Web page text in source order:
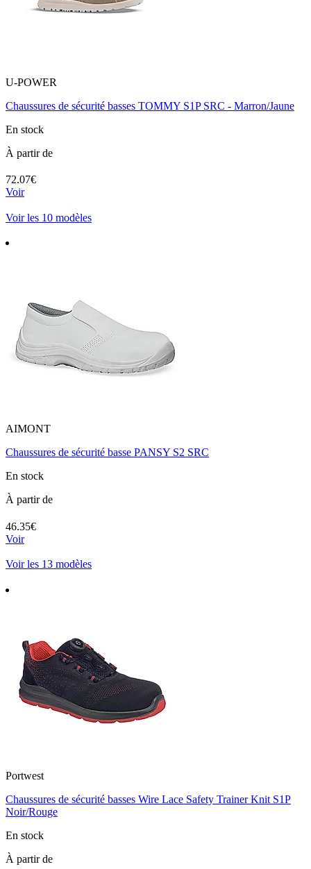
U-POWER
Chaussures de sécurité basses TOMMY S1P SRC - Marron/Jaune
En stock
À partir de
72.07€
Voir
Voir les 10 modèles
AIMONT
Chaussures de sécurité basse PANSY S2 SRC
En stock
À partir de
46.35€
Voir
Voir les 13 modèles
Portwest
Chaussures de sécurité basses Wire Lace Safety Trainer Knit S1P
Noir/Rouge
En stock
À partir de